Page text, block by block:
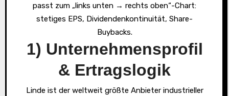
passt zum „links unten → rechts oben“-Chart:
stetiges EPS, Dividendenkontinuität, Share-
Buybacks.
1) Unternehmensprofil
& Ertragslogik
Linde ist der weltweit größte Anbieter industrieller